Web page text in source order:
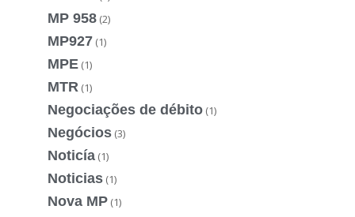
MP 958 (2)
MP927 (1)
MPE (1)
MTR (1)
Negociações de débito (1)
Negócios (3)
Noticía (1)
Noticias (1)
Nova MP (1)